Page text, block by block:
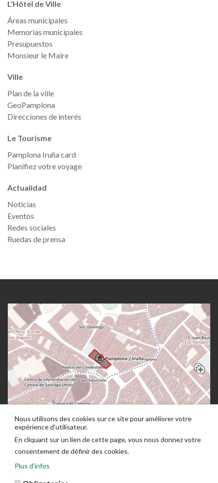
L'Hôtel de Ville
Áreas municipales
Memorias municipales
Presupuestos
Monsieur le Maire
Ville
Plan de la ville
GeoPamplona
Direcciones de interés
Le Tourisme
Pamplona Iruña card
Planifiez votre voyage
Actualidad
Noticias
Eventos
Redes sociales
Ruedas de prensa
Nous utilisons des cookies sur ce site pour améliorer votre
expérience d'utilisateur.
En cliquant sur un lien de cette page, vous nous donnez votre
consentement de définir des cookies.
Plus d'infos